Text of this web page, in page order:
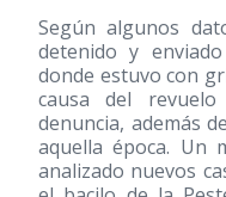
Según algunos
detenido y
donde estuvo con
causa del
denuncia, además
aquella época. Un
analizado nuevos